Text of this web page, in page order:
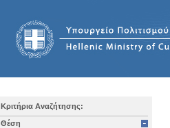
Κριτήρια Αναζήτησης:
Θέση